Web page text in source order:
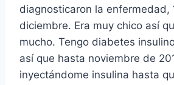
diagnosticaron la enfermedad,
diciembre. Era muy chico así
mucho. Tengo diabetes
así que hasta noviembre de
inyectándome insulina hasta